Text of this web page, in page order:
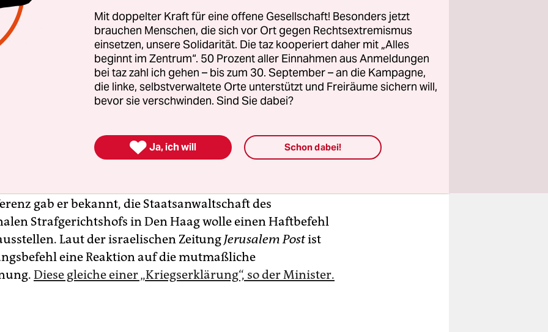
doch sind sie unterdes in Medienberichten eng
eine ist die Vertreibung eines kleinen, beduinischen
weit von Jerusalem im von Israel besetzten
Das andere ist ein angeblicher Haftbefehl des
Strafgerichtshofs gegen einen israelischen Politiker.
Nenner: Israels Finanzminister Bezalel Smotrich,
hat Smotrich bei einer Pressekonferenz
gab er bekannt, die Staatsanwaltschaft des
Strafgerichtshofs in Den Haag wolle einen Haftbefehl
Laut der israelischen Zeitung Jerusalem Postist
eine Reaktion auf die mutmaßliche
Diese gleiche einer „Kriegserklärung“, so der Minister.
Mit doppelter Kraft für eine offene Gesellschaft! Besonders jetzt
brauchen Menschen, die sich vor Ort gegen Rechtsextremismus
einsetzen, unsere Solidarität. Die taz kooperiert daher mit „Alles
beginnt im Zentrum“. 50 Prozent aller Einnahmen aus Anmeldungen
bei taz zahl ich gehen – bis zum 30. September – an die Kampagne,
die linke, selbstverwaltete Orte unterstützt und Freiräume sichern will,
bevor sie verschwinden. Sind Sie dabei?
 Ja, ich will Schon dabei!